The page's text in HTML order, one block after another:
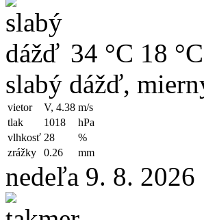
34 °C 18 °C
slabý dážď,
vietor V, 4.38 m/s
tlak
1018
hPa
vlhkosť 28
%
zrážky
0.26 mm
nedeľa 9. 8. 2026